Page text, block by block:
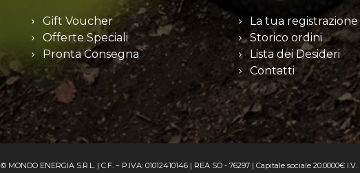
Gift Voucher
Offerte Speciali
Pronta Consegna
La tua registrazione
Storico ordini
Lista dei Desideri
Contatti
© MONDO ENERGIA S.R.L. | C.F. – P.IVA: 01012410146 | REA SO - 76297 | Capitale sociale 20.0000€